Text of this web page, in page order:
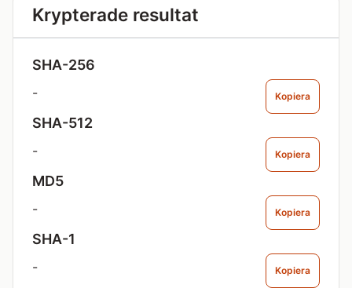
Krypterade resultat
SHA-256
- Kopiera
SHA-512
- Kopiera
MD5
- Kopiera
SHA-1
- Kopiera